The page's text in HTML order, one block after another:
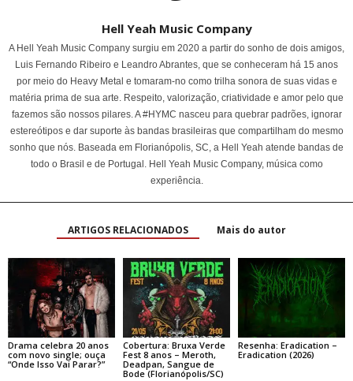
Hell Yeah Music Company
A Hell Yeah Music Company surgiu em 2020 a partir do sonho de dois amigos,
Luis Fernando Ribeiro e Leandro Abrantes, que se conheceram há 15 anos
por meio do Heavy Metal e tomaram-no como trilha sonora de suas vidas e
matéria prima de sua arte. Respeito, valorização, criatividade e amor pelo que
fazemos são nossos pilares. A #HYMC nasceu para quebrar padrões, ignorar
estereótipos e dar suporte às bandas brasileiras que compartilham do mesmo
sonho que nós. Baseada em Florianópolis, SC, a Hell Yeah atende bandas de
todo o Brasil e de Portugal. Hell Yeah Music Company, música como
experiência.
ARTIGOS RELACIONADOS Mais do autor
Drama celebra 20 anos
com novo single; ouça
“Onde Isso Vai Parar?”
Cobertura: Bruxa Verde
Fest 8 anos – Meroth,
Deadpan, Sangue de
Bode (Florianópolis/SC)
Resenha: Eradication –
Eradication (2026)